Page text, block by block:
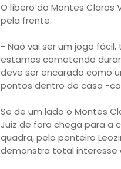
O líbero do Montes Claros
pela frente.
- Não vai ser um jogo
estamos cometendo
deve ser encarado como
pontos dentro de casa -
Se de um lado o Montes
Juiz de fora chega para a
quadra, pelo ponteiro
demonstra total interesse